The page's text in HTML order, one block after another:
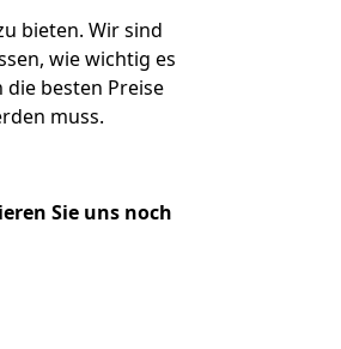
bieten. Wir sind
wie wichtig es
besten Preise
muss.
Sie uns noch